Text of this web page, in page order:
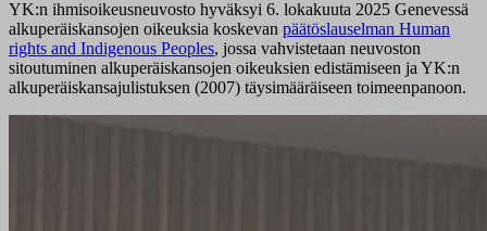
YK:n ihmisoikeusneuvosto hyväksyi 6. lokakuuta 2025 Genevessä
alkuperäiskansojen oikeuksia koskevan päätöslauselman Human
rights and Indigenous Peoples, jossa vahvistetaan neuvoston
sitoutuminen alkuperäiskansojen oikeuksien edistämiseen ja YK:n
alkuperäiskansajulistuksen (2007) täysimääräiseen toimeenpanoon.